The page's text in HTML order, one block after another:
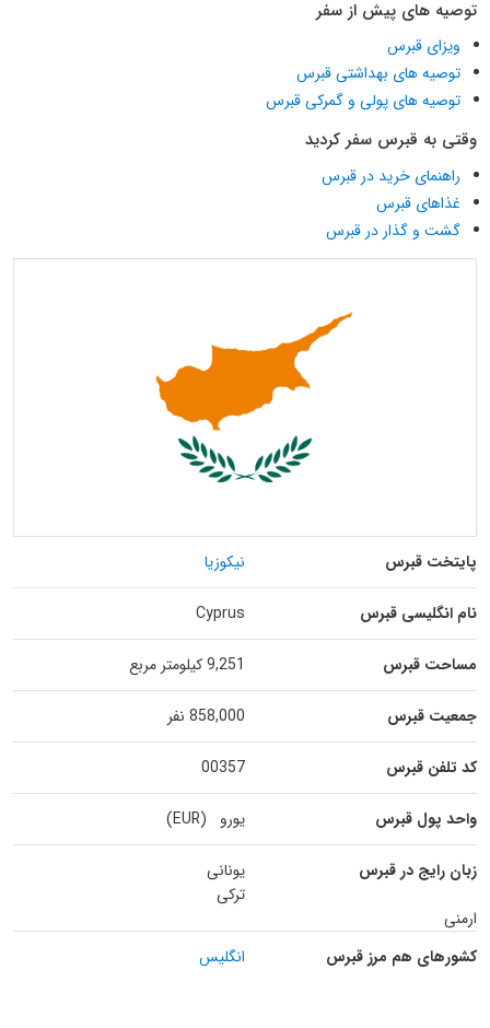
توصیه های پیش از سفر
ویزای قبرس
توصیه های بهداشتی قبرس
توصیه های پولی و گمرکی قبرس
وقتی به قبرس سفر کردید
راهنمای خرید در قبرس
غذاهای قبرس
گشت و گذار در قبرس
پایتخت قبرس نیکوزیا
نام انگلیسی قبرس Cyprus
مساحت قبرس 9,251 کیلومتر مربع
جمعیت قبرس 858,000 نفر
کد تلفن قبرس 00357
واحد پول قبرس یورو (EUR)
زبان رایج در قبرس
یونانی
ترکی
ارمنی
کشورهای هم مرز قبرس
انگلیس